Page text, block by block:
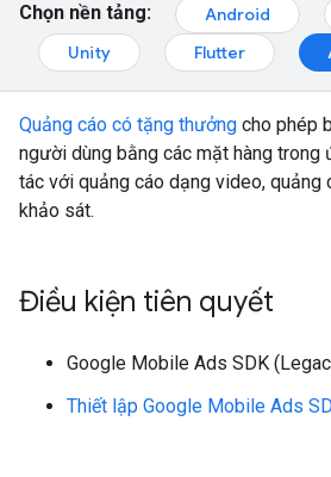
Chọn nền tảng: Android
Unity
Flutter
Quảng cáo có tặng thưởng cho phép
người dùng bằng các mặt hàng trong
tác với quảng cáo dạng video, quảng
khảo sát.
Điều kiện tiên quyết
Google Mobile Ads SDK
Thiết lập Google Mobile Ads